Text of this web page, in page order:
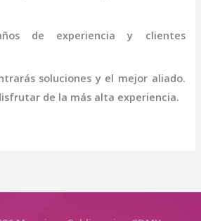
de experiencia y clientes
soluciones y el mejor aliado.
de la más alta experiencia.